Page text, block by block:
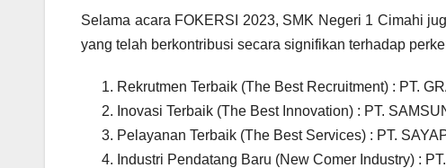
Selama acara FOKERSI 2023, SMK Negeri 1 Cimahi
yang telah berkontribusi secara signifikan terhadap
Rekrutmen Terbaik (The Best Recruitment) : PT.
Inovasi Terbaik (The Best Innovation) : PT.
Pelayanan Terbaik (The Best Services) : PT.
Industri Pendatang Baru (New Comer Industry) :